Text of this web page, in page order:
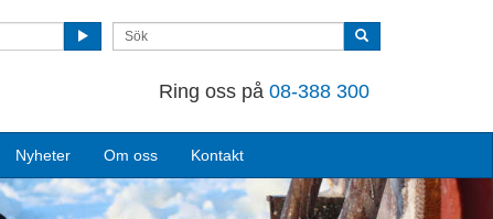
Ring oss på 08-388 300
Nyheter Om oss Kontakt